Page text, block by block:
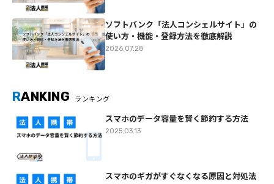
ソフトバンク「法人コンシェルサイト」の
使い方・機能・登録方法を徹底解説
2026.07.28
RANKING ランキング
スマホのデータ容量を賢く節約する方法
2025.03.13
スマホのギガがすぐなくなる原因と対処法